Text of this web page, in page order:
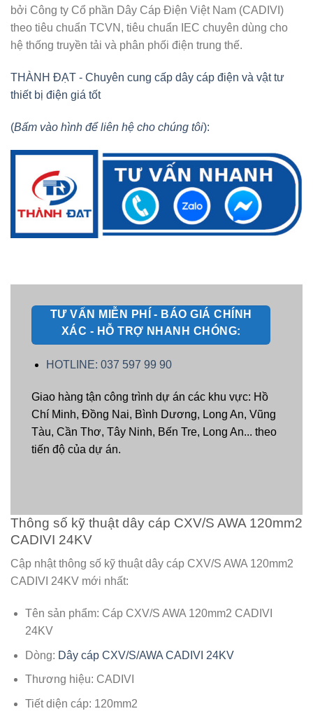
bởi Công ty Cổ phần Dây Cáp Điện Việt Nam (CADIVI)
theo tiêu chuẩn TCVN, tiêu chuẩn IEC chuyên dùng cho
hệ thống truyền tải và phân phối điện trung thế.
THÀNH ĐẠT - Chuyên cung cấp dây cáp điện và vật tư
thiết bị điện giá tốt
(Bấm vào hình để liên hệ cho chúng tôi):
TƯ VẤN MIỄN PHÍ - BÁO GIÁ CHÍNH
XÁC - HỖ TRỢ NHANH CHÓNG:
HOTLINE: 037 597 99 90
Giao hàng tận công trình dự án các khu vực: Hồ
Chí Minh, Đồng Nai, Bình Dương, Long An, Vũng
Tàu, Cần Thơ, Tây Ninh, Bến Tre, Long An... theo
tiến độ của dự án.
Thông số kỹ thuật dây cáp CXV/S AWA 120mm2
CADIVI 24KV
Cập nhật thông số kỹ thuật dây cáp CXV/S AWA 120mm2
CADIVI 24KV mới nhất:
Tên sản phẩm: Cáp CXV/S AWA 120mm2 CADIVI
24KV
Dòng: Dây cáp CXV/S/AWA CADIVI 24KV
Thương hiệu: CADIVI
Tiết diện cáp: 120mm2